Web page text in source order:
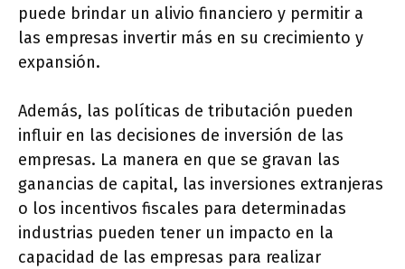
puede brindar un alivio financiero y permitir a
las empresas invertir más en su crecimiento y
expansión.
Además, las políticas de tributación pueden
influir en las decisiones de inversión de las
empresas. La manera en que se gravan las
ganancias de capital, las inversiones extranjeras
o los incentivos fiscales para determinadas
industrias pueden tener un impacto en la
capacidad de las empresas para realizar